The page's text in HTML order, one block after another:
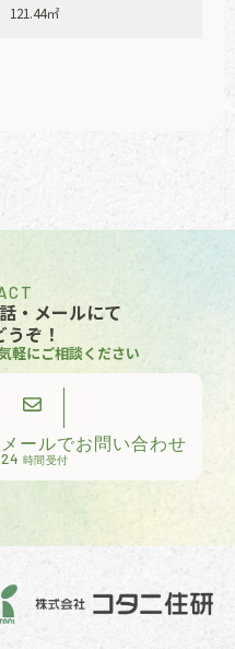
121.44㎡
・メールにて
ぞ！
軽にご相談ください
メールでお問い合わせ
24 時間受付